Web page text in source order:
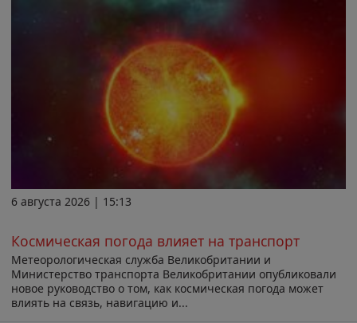
6 августа 2026 | 15:13
Космическая погода влияет на транспорт
Метеорологическая служба Великобритании и
Министерство транспорта Великобритании опубликовали
новое руководство о том, как космическая погода может
влиять на связь, навигацию и...